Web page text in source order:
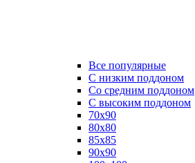
Все популярные
C низким поддоном
Со средним поддоном
С высоким поддоном
70х90
80х80
85х85
90х90